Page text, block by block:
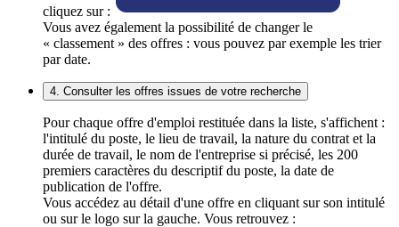
cliquez sur :
Vous avez également la possibilité de changer le
« classement » des offres : vous pouvez par exemple les trier
par date.
4. Consulter les offres issues de votre recherche
Pour chaque offre d'emploi restituée dans la liste, s'affichent :
l'intitulé du poste, le lieu de travail, la nature du contrat et la
durée de travail, le nom de l'entreprise si précisé, les 200
premiers caractères du descriptif du poste, la date de
publication de l'offre.
Vous accédez au détail d'une offre en cliquant sur son intitulé
ou sur le logo sur la gauche. Vous retrouvez :